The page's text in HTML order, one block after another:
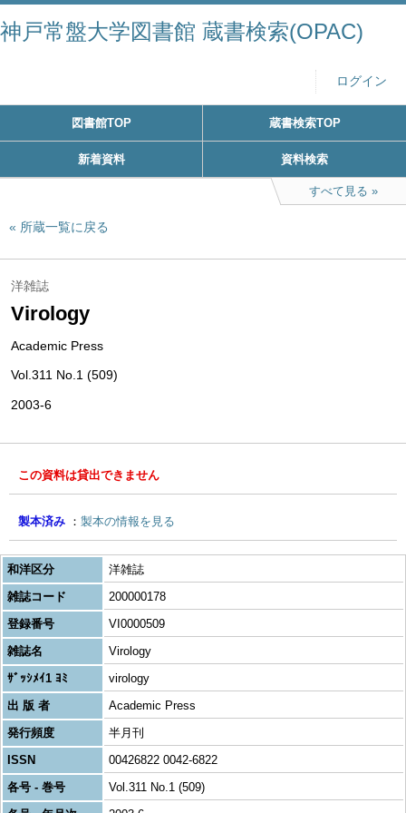
神戸常盤大学図書館 蔵書検索(OPAC)
ログイン
図書館TOP 蔵書検索TOP
新着資料 資料検索
すべて見る
所蔵一覧に戻る
洋雑誌
Virology
Academic Press
Vol.311 No.1 (509)
2003-6
この資料は貸出できません
製本済み 製本の情報を見る
和洋区分
洋雑誌
雑誌コード
200000178
登録番号
VI0000509
雑誌名
Virology
ｻﾞｯｼﾒｲ1 ﾖﾐ
virology
出 版 者
Academic Press
発行頻度
半月刊
ISSN
00426822 0042-6822
各号 - 巻号
Vol.311 No.1 (509)